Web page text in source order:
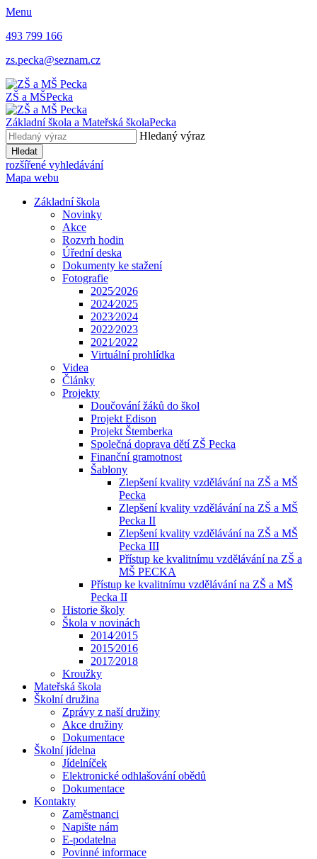
Menu
493 799 166
zs.pecka@seznam.cz
ZŠ a MŠPecka
Základní škola a Mateřská školaPecka
Hledaný výraz
Hledat
rozšířené vyhledávání
Mapa webu
Základní škola
Novinky
Akce
Rozvrh hodin
Úřední deska
Dokumenty ke stažení
Fotografie
2025⁄2026
2024⁄2025
2023⁄2024
2022⁄2023
2021⁄2022
Virtuální prohlídka
Videa
Články
Projekty
Doučování žáků do škol
Projekt Edison
Projekt Štemberka
Společná doprava dětí ZŠ Pecka
Finanční gramotnost
Šablony
Zlepšení kvality vzdělávání na ZŠ a MŠ
Pecka
Zlepšení kvality vzdělávání na ZŠ a MŠ
Pecka II
Zlepšení kvality vzdělávání na ZŠ a MŠ
Pecka III
Přístup ke kvalitnímu vzdělávání na ZŠ a
MŠ PECKA
Přístup ke kvalitnímu vzdělávání na ZŠ a MŠ
Pecka II
Historie školy
Škola v novinách
2014⁄2015
2015⁄2016
2017⁄2018
Kroužky
Mateřská škola
Školní družina
Zprávy z naší družiny
Akce družiny
Dokumentace
Školní jídelna
Jídelníček
Elektronické odhlašování obědů
Dokumentace
Kontakty
Zaměstnanci
Napište nám
E-podatelna
Povinné informace